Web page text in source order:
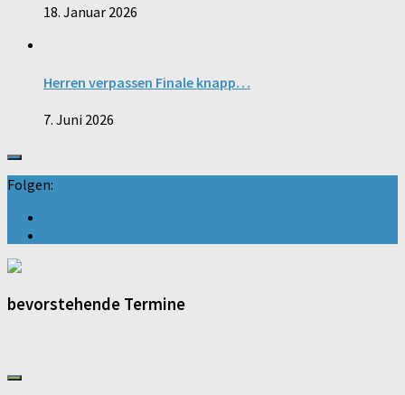
18. Januar 2026
Herren verpassen Finale knapp…
7. Juni 2026
Folgen:
bevorstehende Termine